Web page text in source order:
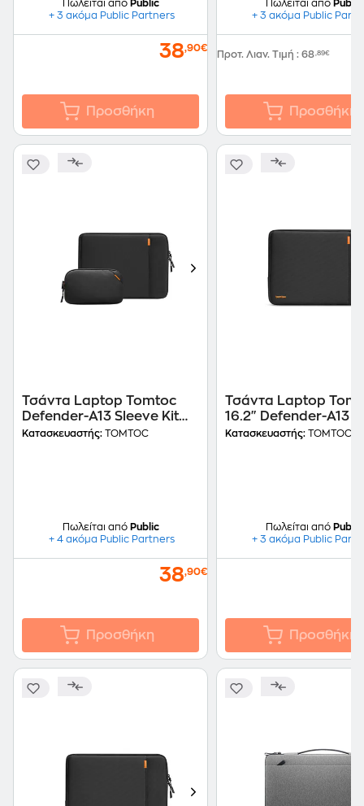
Πωλείται από Public
+ 3 ακόμα Public Partners
38,90€
Προσθήκη
Πωλείται από Public
+ 3 ακόμα Public
Προτ. Λιαν. Τιμή : 68,89€
Προσθήκη
Τσάντα Laptop Tomtoc
Defender-A13 Sleeve Kit
14'' - Μαύρο
Κατασκευαστής: TOMTOC
Πωλείται από Public
+ 4 ακόμα Public Partners
38,90€
Προσθήκη
Τσάντα Laptop
16.2" Defender-A13
- Μαύρο
Κατασκευαστής: TOMTOC
Πωλείται από Public
+ 3 ακόμα Public
Προσθήκη